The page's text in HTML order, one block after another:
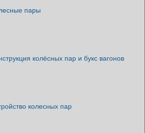
пары
колёсных пар и букс вагонов
колесных пар